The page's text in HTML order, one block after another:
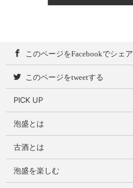
このページをFacebookでシェア
このページをtweetする
PICK UP
泡盛とは
古酒とは
泡盛を楽しむ